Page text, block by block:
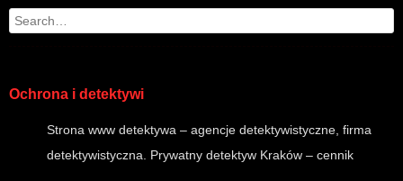
Search
Ochrona i detektywi
Strona www detektywa – agencje detektywistyczne, firma
detektywistyczna. Prywatny detektyw Kraków – cennik